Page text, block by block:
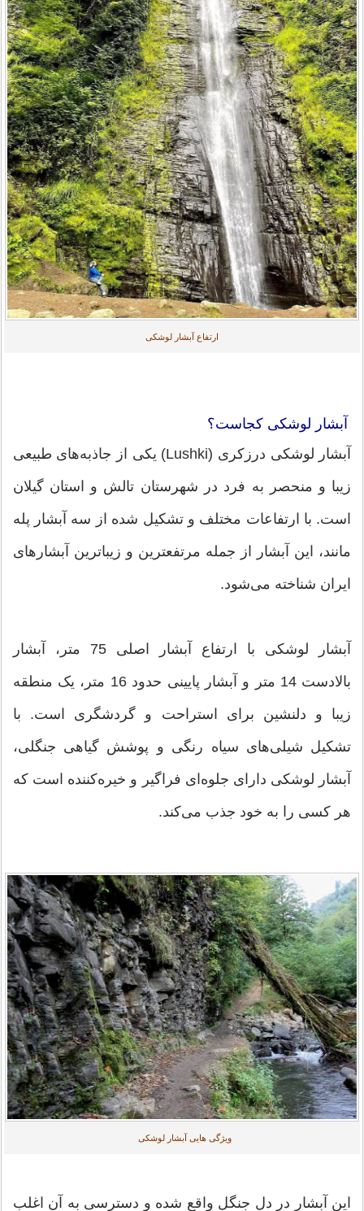
ارتفاع آبشار لوشکی
آبشار لوشکی کجاست؟
آبشار لوشکی درزکری (Lushki) یکی از جاذبه‌های طبیعی
زیبا و منحصر به فرد در شهرستان تالش و استان گیلان
است. با ارتفاعات مختلف و تشکیل شده از سه آبشار پله
مانند، این آبشار از جمله مرتفعترین و زیباترین آبشارهای
ایران شناخته می‌شود.
آبشار لوشکی با ارتفاع آبشار اصلی 75 متر، آبشار
بالادست 14 متر و آبشار پایینی حدود 16 متر، یک منطقه
زیبا و دلنشین برای استراحت و گردشگری است. با
تشکیل شیلی‌های سیاه رنگی و پوشش گیاهی جنگلی،
آبشار لوشکی دارای جلوه‌ای فراگیر و خیره‌کننده است که
هر کسی را به خود جذب می‌کند.
ویژگی هایی آبشار لوشکی
این آبشار در دل جنگل واقع شده و دسترسی به آن اغلب